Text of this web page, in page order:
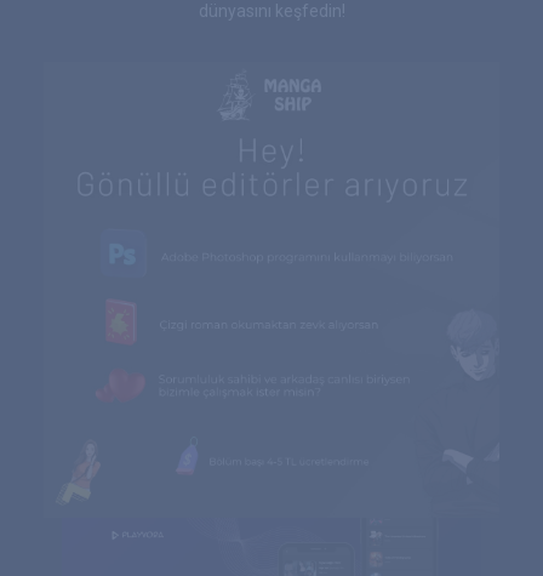
dünyasını keşfedin!